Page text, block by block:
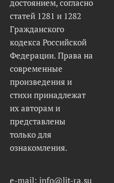
достоянием, согласно
статей 1281 и 1282
Гражданского
кодекса Российской
Федерации. Права на
современные
произведения и
стихи принадлежат
их авторам и
представлены
только для
ознакомления.
e-mail: info@lit-ra.su